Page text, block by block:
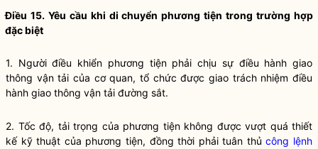
Điều 15. Yêu cầu khi di chuyển phương tiện trong trường hợp
đặc biệt
1. Người điều khiển phương tiện phải chịu sự điều hành giao
thông vận tải của cơ quan, tổ chức được giao trách nhiệm điều
hành giao thông vận tải đường sắt.
2. Tốc độ, tải trọng của phương tiện không được vượt quá thiết
kế kỹ thuật của phương tiện, đồng thời phải tuân thủcông lệnh